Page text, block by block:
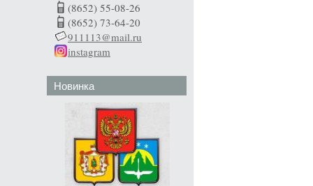
(8652) 55-08-26
(8652) 73-64-20
911113@mail.ru
instagram
Новинка